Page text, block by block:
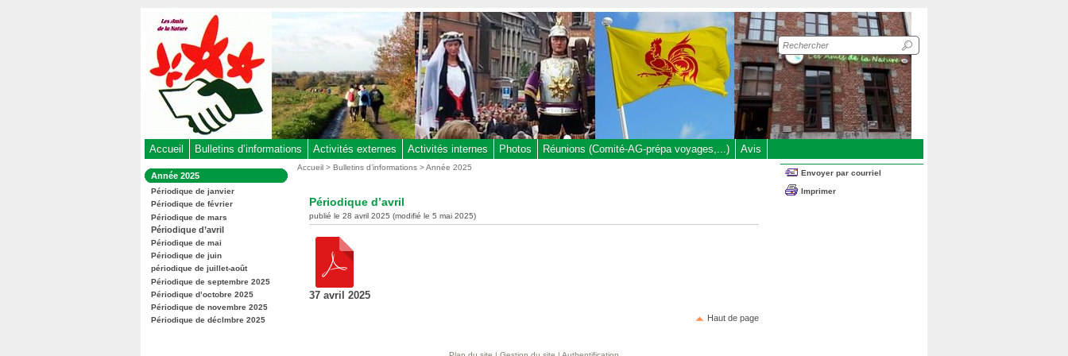
Recherche
sur
le
site
Accueil Bulletins d’informations Activités externes Activités internes Photos Réunions (Comité-AG-prépa voyages,...) Avis
Dans
la
rubrique
:
Année 2025
Périodique de janvier
Périodique de février
Périodique de mars
Périodique d’avril
Périodique de mai
Périodique de juin
périodique de juillet-août
Périodique de septembre 2025
Périodique d’octobre 2025
Périodique de novembre 2025
Périodique de déclmbre 2025
Vous
Accueil >Bulletins d’informations >Année 2025
Périodique d’avril
publié le 28 avril 2025 (modifié le 5 mai 2025)
37 avril 2025
Haut de page
Envoyer par courriel
Imprimer